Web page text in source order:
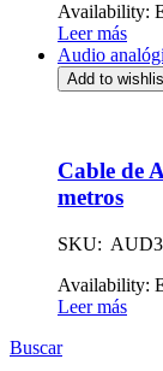
Availability:
Leer más
Audio
Add to
Cable de
metros
SKU:
Availability:
Leer más
Buscar